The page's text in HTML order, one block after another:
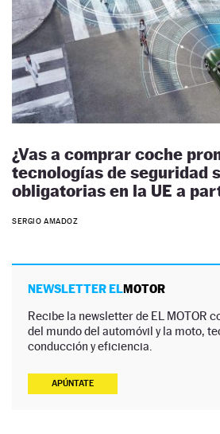
¿Vas a comprar coche
tecnologías de seguridad
obligatorias en la UE a
SERGIO AMADOZ
NEWSLETTER ELMOTOR
Recibe la newsletter de EL MOTOR
del mundo del automóvil y la moto,
conducción y eficiencia.
APÚNTATE